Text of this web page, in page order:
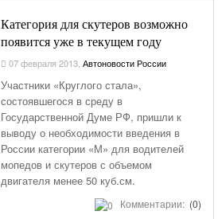
ОБЪЯВЛЕНИЯ
АНЕКДОТЫ И
ЮМОР
Категория для скутеров возможно
появится уже в текущем году
07 февраля 2013 ,Автоновости России
Участники «Круглого стала»,
состоявшегося в среду в
Государственной Думе РФ, пришли к
выводу о необходимости введения в
России категории «М» для водителей
мопедов и скутеров с объемом
двигателя менее 50 куб.см.
Комментарии: (0)